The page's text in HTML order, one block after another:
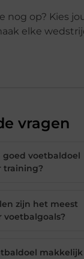
nog op? Kies
elke
vragen
goed voetbaldoel
training?
zijn het meest
voetbalgoals?
makkelijk